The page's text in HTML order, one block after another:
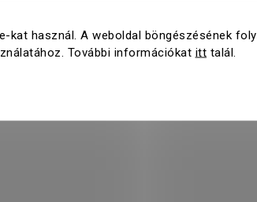
kat használ. A weboldal böngészésének
További információkat itt talál.